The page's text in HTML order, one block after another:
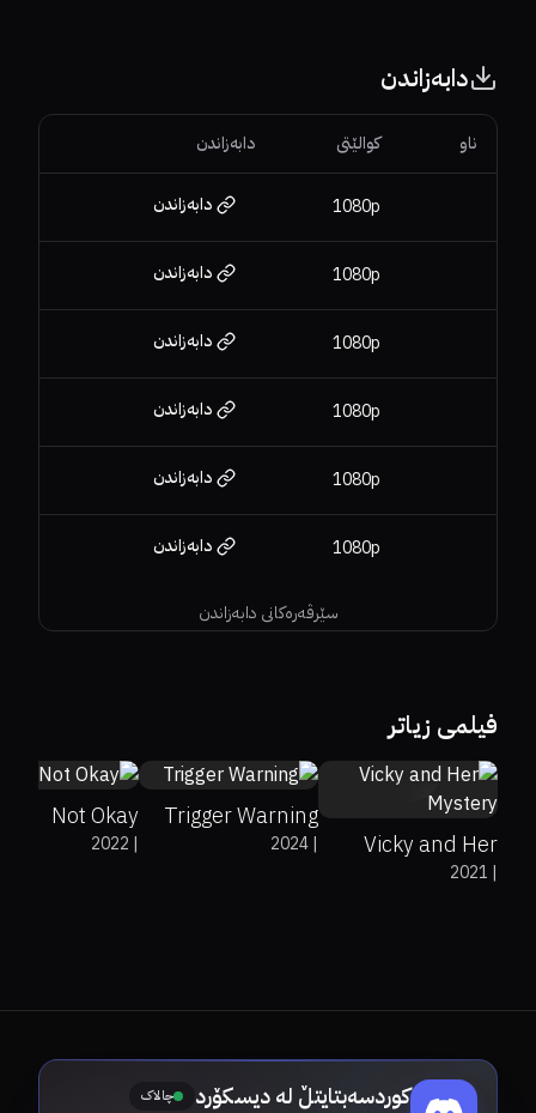
دابەزاندن
سێرڤەرەکانی دابەزاندن
ناو کوالێتی دابەزاندن
1080p دابەزاندن
1080p دابەزاندن
1080p دابەزاندن
1080p دابەزاندن
1080p دابەزاندن
1080p دابەزاندن
فیلمی زیاتر
6.4
0%
Vicky and Her
Mystery|
2021
Trigger Warning
|
2024
Not Okay
|
2022
کوردسەبتایتڵ لە دیسکۆرد چالاک